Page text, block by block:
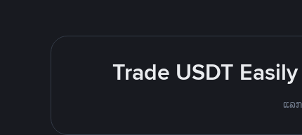
Trade USDT
ແລ